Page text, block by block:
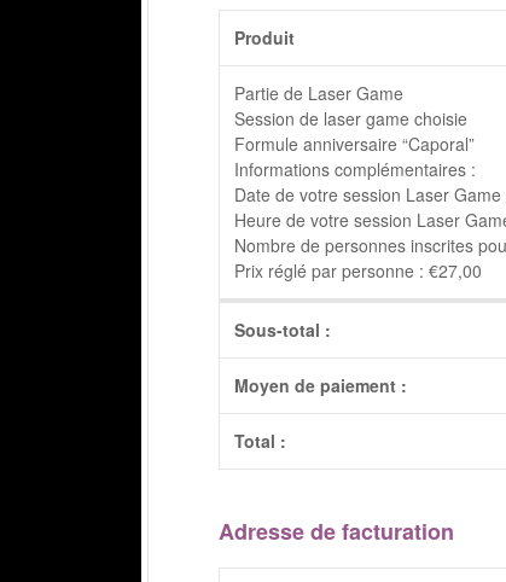
Produit
Partie de Laser Game
Session de laser game choisie
Formule anniversaire “Caporal”
Informations complémentaires :
Date de votre session Laser Game
Heure de votre session Laser
Nombre de personnes inscrites
Prix réglé par personne : €27,00
Sous-total :
Moyen de paiement :
Total :
Adresse de facturation